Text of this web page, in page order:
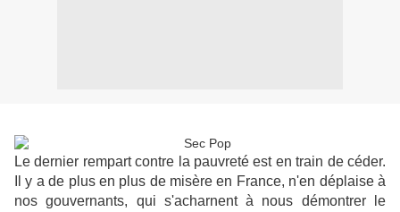
Le dernier rempart contre la pauvreté est en train de céder.
Il y a de plus en plus de misère en France, n'en déplaise à
nos gouvernants, qui s'acharnent à nous démontrer le